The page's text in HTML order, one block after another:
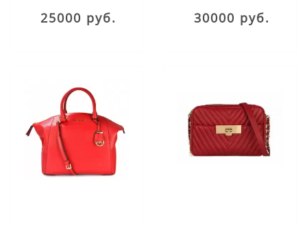
25000 руб. 30000 руб.